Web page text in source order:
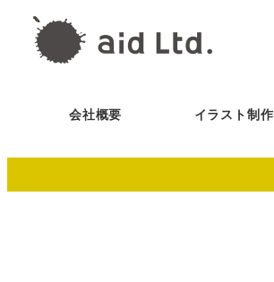
会社概要 イラスト制作